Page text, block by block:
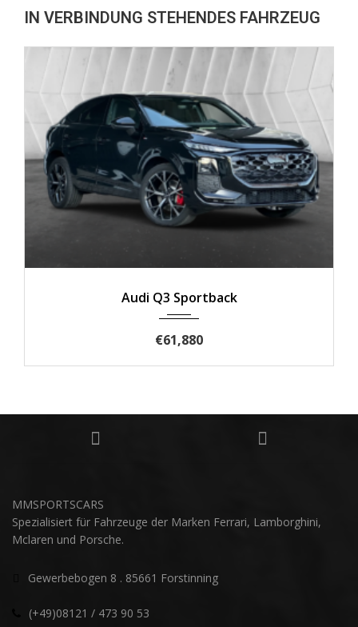
IN VERBINDUNG STEHENDES FAHRZEUG
Audi Q5 Sportback 40 TDI Quattro
€71,400
MMSPORTSCARS
Spezialisiert für Fahrzeuge der Marken Ferrari, Lamborghini,
Mclaren und Porsche.
Gewerbebogen 8 . 85661 Forstinning
(+49)08121 / 473 90 53